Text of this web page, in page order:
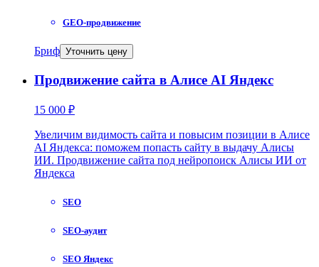
GEO-продвижение
Бриф Уточнить цену
Продвижение сайта в Алисе AI Яндекс
15 000 ₽
Увеличим видимость сайта и повысим позиции в Алисе
AI Яндекса: поможем попасть сайту в выдачу Алисы
ИИ. Продвижение сайта под нейропоиск Алисы ИИ от
Яндекса
SEO
SEO-аудит
SEO Яндекс